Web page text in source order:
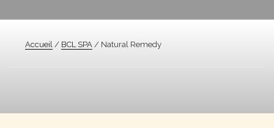
Accueil / BCL SPA / Natural Remedy